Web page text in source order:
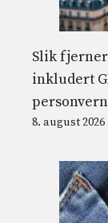
Slik
inkludert
8. august 2026